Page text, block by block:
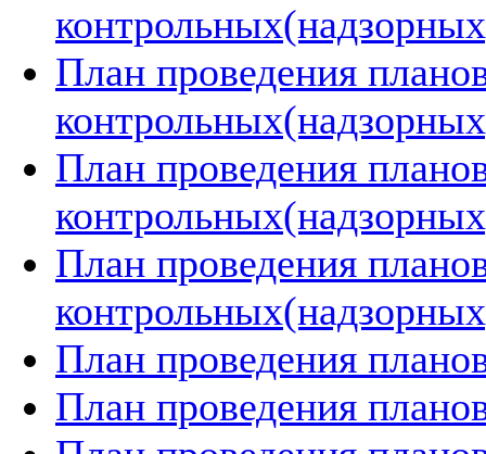
План проведения
План проведения
План проведения
План проведения
План проведения